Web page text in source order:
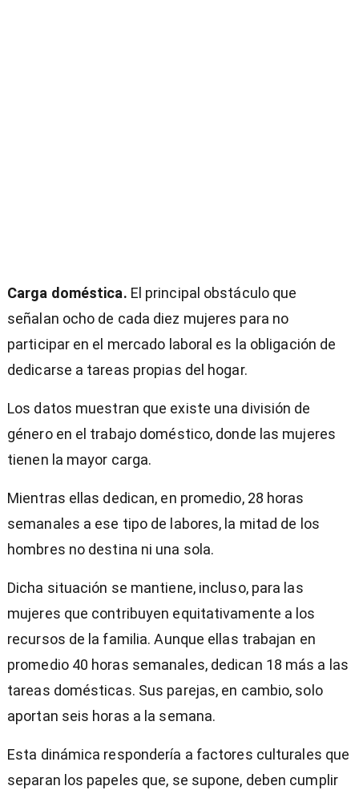
Carga doméstica. El principal obstáculo que
señalan ocho de cada diez mujeres para no
participar en el mercado laboral es la obligación de
dedicarse a tareas propias del hogar.
Los datos muestran que existe una división de
género en el trabajo doméstico, donde las mujeres
tienen la mayor carga.
Mientras ellas dedican, en promedio, 28 horas
semanales a ese tipo de labores, la mitad de los
hombres no destina ni una sola.
Dicha situación se mantiene, incluso, para las
mujeres que contribuyen equitativamente a los
recursos de la familia. Aunque ellas trabajan en
promedio 40 horas semanales, dedican 18 más a las
tareas domésticas. Sus parejas, en cambio, solo
aportan seis horas a la semana.
Esta dinámica respondería a factores culturales que
separan los papeles que, se supone, deben cumplir